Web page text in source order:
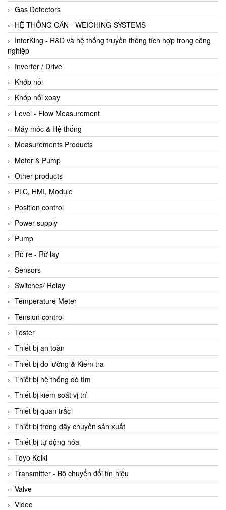
Gas Detectors
HỆ THỐNG CÂN - WEIGHING SYSTEMS
InterKing - R&D và hệ thống truyền thông tích hợp trong công
nghiệp
Inverter / Drive
Khớp nối
Khớp nối xoay
Level - Flow Measurement
Máy móc & Hệ thống
Measurements Products
Motor & Pump
Other products
PLC, HMI, Module
Position control
Power supply
Pump
Rò re - Rờ lay
Sensors
Switches/ Relay
Temperature Meter
Tension control
Tester
Thiết bị an toàn
Thiết bị đo lường & Kiểm tra
Thiết bị hệ thống dò tìm
Thiết bị kiểm soát vị trí
Thiết bị quan trắc
Thiết bị trong dây chuyền sản xuất
Thiết bị tự động hóa
Toyo Keiki
Transmitter - Bộ chuyển đổi tín hiệu
Valve
Video